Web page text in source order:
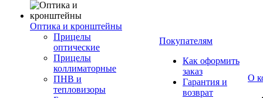
Оптика и кронштейны
Прицелы
оптические
Прицелы
коллиматорные
ПНВ и
тепловизоры
Покупателям
Как оформить
заказ
Гарантия и
возврат
О